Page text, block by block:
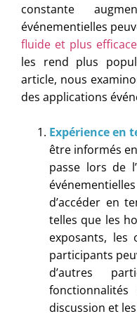
constante
événementielles
fluide et plus
les rend plus
article, nous
des applications
Expérience en
être informés
passe lors de
d’accéder en
telles que les
exposants, les
participants
d’autres
discussion et